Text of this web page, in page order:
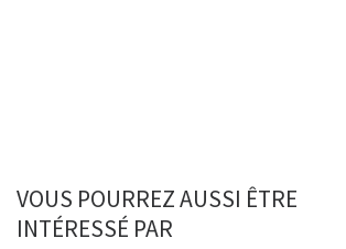
VOUS POURREZ AUSSI ÊTRE
INTÉRESSÉ PAR